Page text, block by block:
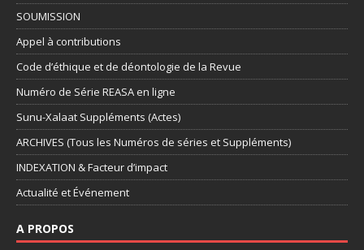
SOUMISSION
Appel à contributions
Code d’éthique et de déontologie de la Revue
Numéro de Série REASA en ligne
Sunu-Xalaat Suppléments (Actes)
ARCHIVES (Tous les Numéros de séries et Suppléments)
INDEXATION & Facteur d’impact
Actualité et Événement
A PROPOS